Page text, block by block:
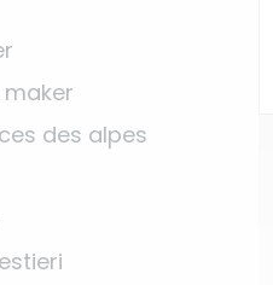
maker
des alpes